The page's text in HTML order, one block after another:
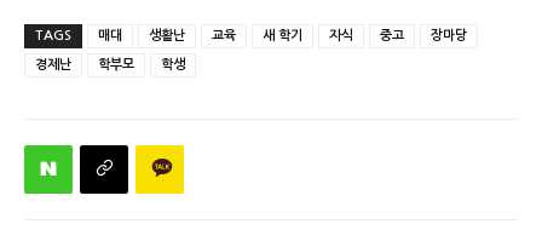
TAGS 매대 생활난 교육 새 학기 자식 중고 장마당
경제난 학부모 학생